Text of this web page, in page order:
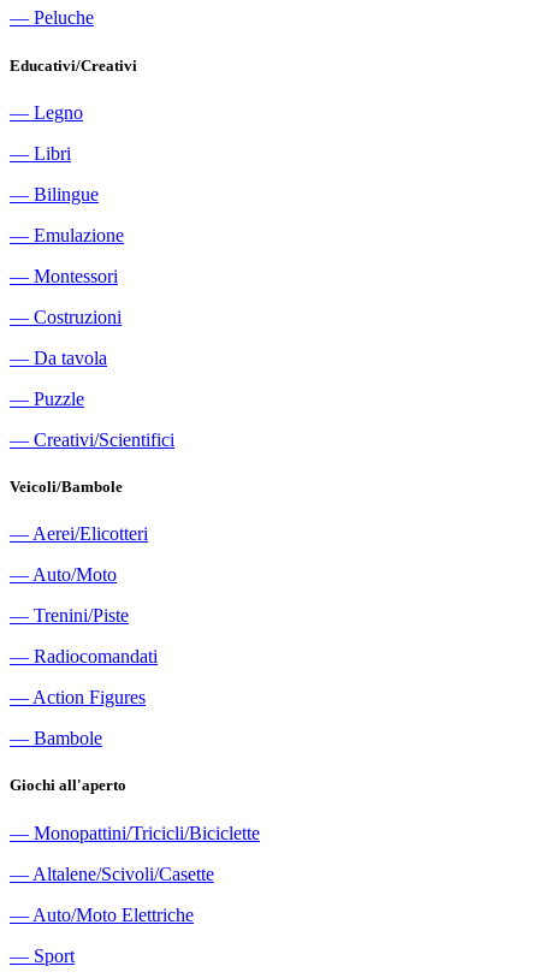
― Peluche
Educativi/Creativi
― Legno
― Libri
― Bilingue
― Emulazione
― Montessori
― Costruzioni
― Da tavola
― Puzzle
― Creativi/Scientifici
Veicoli/Bambole
― Aerei/Elicotteri
― Auto/Moto
― Trenini/Piste
― Radiocomandati
― Action Figures
― Bambole
Giochi all'aperto
― Monopattini/Tricicli/Biciclette
― Altalene/Scivoli/Casette
― Auto/Moto Elettriche
― Sport